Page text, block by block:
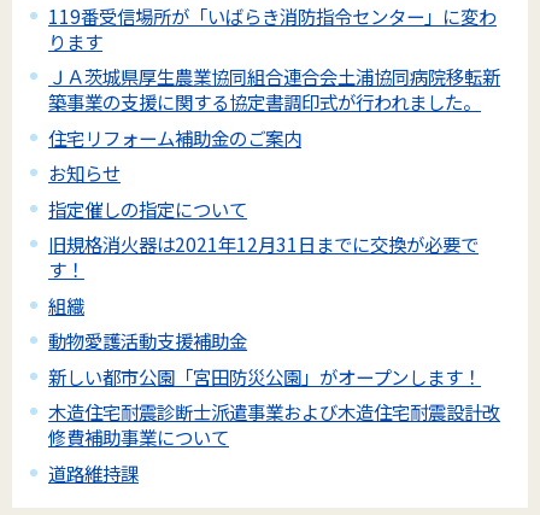
119番受信場所が「いばらき消防指令センター」に変わ
ります
ＪＡ茨城県厚生農業協同組合連合会土浦協同病院移転新
築事業の支援に関する協定書調印式が行われました。
住宅リフォーム補助金のご案内
お知らせ
指定催しの指定について
旧規格消火器は2021年12月31日までに交換が必要で
す！
組織
動物愛護活動支援補助金
新しい都市公園「宮田防災公園」がオープンします！
木造住宅耐震診断士派遣事業および木造住宅耐震設計改
修費補助事業について
道路維持課